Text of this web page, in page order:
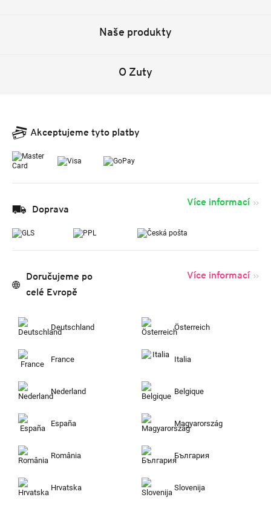
Naše produkty
O Zuty
Akceptujeme tyto platby
Doprava
Více informací
Doručujeme po
celé Evropě
Více informací
Deutschland Österreich
France Italia
Nederland Belgique
España Magyarország
România България
Hrvatska Slovenija